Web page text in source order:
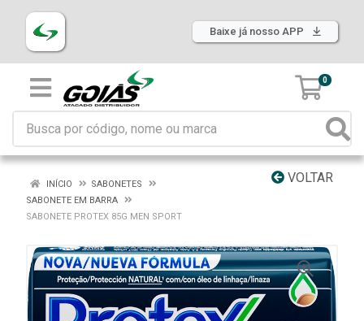
Baixe já nosso APP
0
VOLTAR
INÍCIO
SABONETES
SABONETE EM BARRA
SABONETE PROTEX 85G MEN SPORT